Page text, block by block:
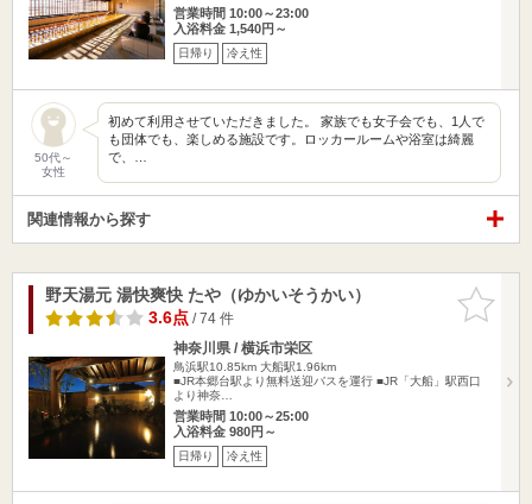
営業時間 10:00～23:00
入浴料金 1,540円～
日帰り 冷え性
50代～
女性
初めて利用させていただきました。 家族でも女子会でも、1人で
も団体でも、楽しめる施設です。ロッカールームや浴室は綺麗
で、…
関連情報から探す
お気に入
りに追加
野天湯元 湯快爽快 たや（ゆかいそうかい）
3.6点/ 74 件
神奈川県 / 横浜市栄区
鳥浜駅10.85km 大船駅1.96km
■JR本郷台駅より無料送迎バスを運行 ■JR「大船」駅西口
より神奈…
営業時間 10:00～25:00
入浴料金 980円～
日帰り 冷え性